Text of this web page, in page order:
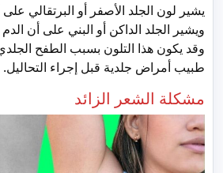
يشير لون الجلد الأصفر أو البرتقالي
ويشير الجلد الداكن أو البني على أن
وقد يكون هذا التلون بسبب الطفح
طبيب أمراض جلدية قبل إجراء التحاليل.
مشكلة الشعر الزائد